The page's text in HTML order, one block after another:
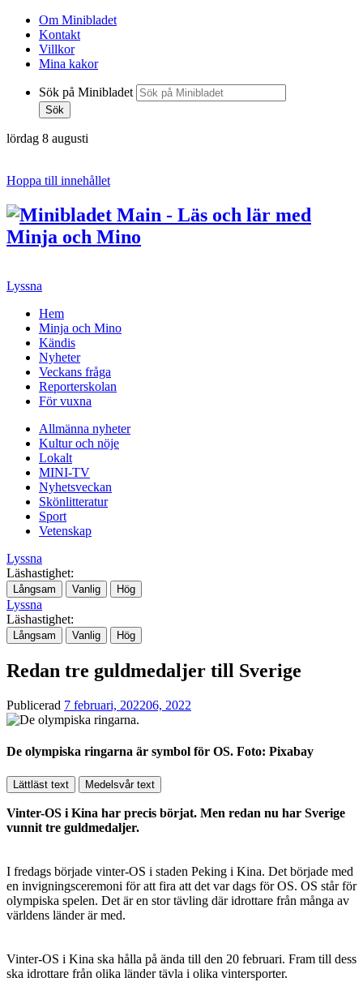
Om Minibladet
Kontakt
Villkor
Mina kakor
Sök på Minibladet
Sök
lördag 8 augusti
Hoppa till innehållet
Lyssna
Hem
Minja och Mino
Kändis
Nyheter
Veckans fråga
Reporterskolan
För vuxna
Allmänna nyheter
Kultur och nöje
Lokalt
MINI-TV
Nyhetsveckan
Skönlitteratur
Sport
Vetenskap
Lyssna
Läshastighet:
Långsam Vanlig Hög
Lyssna
Läshastighet:
Långsam Vanlig Hög
Redan tre guldmedaljer till Sverige
Publicerad 7 februari, 202206, 2022
De olympiska ringarna är symbol för OS. Foto: Pixabay
Lättläst text Medelsvår text
Vinter-OS i Kina har precis börjat. Men redan nu har Sverige
vunnit tre guldmedaljer.
I fredags började vinter-OS i staden Peking i Kina. Det började med
en invigningsceremoni för att fira att det var dags för OS. OS står för
olympiska spelen. Det är en stor tävling där idrottare från många av
världens länder är med.
Vinter-OS i Kina ska hålla på ända till den 20 februari. Fram till dess
ska idrottare från olika länder tävla i olika vintersporter.